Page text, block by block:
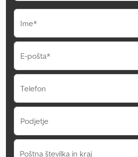
Ime*
E-pošta*
Telefon
Podjetje
Poštna številka in kraj